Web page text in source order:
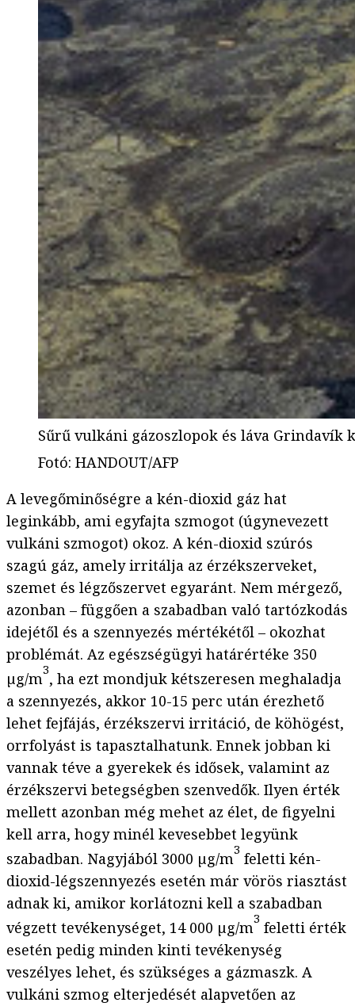
Sűrű vulkáni gázoszlopok és láva Grindavík
Fotó: HANDOUT/AFP
A levegőminőségre a kén-dioxid gáz hat
leginkább, ami egyfajta szmogot (úgynevezett
vulkáni szmogot) okoz. A kén-dioxid szúrós
szagú gáz, amely irritálja az érzékszerveket,
szemet és légzőszervet egyaránt. Nem mérgező,
azonban – függően a szabadban való tartózkodás
idejétől és a szennyezés mértékétől – okozhat
problémát. Az egészségügyi határértéke 350
µg/m3, ha ezt mondjuk kétszeresen meghaladja
a szennyezés, akkor 10-15 perc után érezhető
lehet fejfájás, érzékszervi irritáció, de köhögést,
orrfolyást is tapasztalhatunk. Ennek jobban ki
vannak téve a gyerekek és idősek, valamint az
érzékszervi betegségben szenvedők. Ilyen érték
mellett azonban még mehet az élet, de figyelni
kell arra, hogy minél kevesebbet legyünk
szabadban. Nagyjából 3000 µg/m3 feletti kén-
dioxid-légszennyezés esetén már vörös riasztást
adnak ki, amikor korlátozni kell a szabadban
végzett tevékenységet, 14 000 µg/m3 feletti érték
esetén pedig minden kinti tevékenység
veszélyes lehet, és szükséges a gázmaszk. A
vulkáni szmog elterjedését alapvetően az